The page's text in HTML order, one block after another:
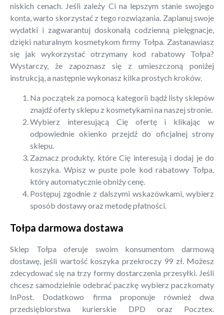
niskich cenach. Jeśli zależy Ci na lepszym stanie swojego
konta, warto skorzystać z tego rozwiązania. Zaplanuj swoje
wydatki i zagwarantuj doskonałą codzienną pielęgnacje,
dzięki naturalnym kosmetykom firmy Tołpa. Zastanawiasz
się jak wykorzystać otrzymany kod rabatowy Tołpa?
Wystarczy, że zapoznasz się z umieszczoną poniżej
instrukcją, a następnie wykonasz kilka prostych kroków.
Na początek za pomocą kategorii bądź listy sklepów
znajdź oferty sklepu z kosmetykami na naszej stronie.
Wybierz interesującą Cię ofertę i klikając w
odpowiednie okienko przejdź do oficjalnej strony
sklepu.
Zaznacz produkty, które Cię interesują i dodaj je do
koszyka. Wpisz w puste pole kod rabatowy Tołpa,
który automatycznie obniży cenę.
Postępuj zgodnie z dalszymi wskazówkami, wybierz
sposób dostawy oraz metodę płatności.
Tołpa darmowa dostawa
Sklep Tołpa oferuje swoim konsumentom darmową
dostawę, jeśli wartość koszyka przekroczy 99 zł. Możesz
zdecydować się na trzy formy dostarczenia przesyłki. Jeśli
chcesz samodzielnie odebrać paczkę wybierz paczkomaty
InPost. Dodatkowo firma proponuje również dwa
przedsiębiorstwa kurierskie DPD oraz Pocztex.